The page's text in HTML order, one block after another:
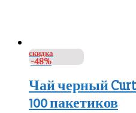
скидка
-48%
Чай черный
100 пакетиков